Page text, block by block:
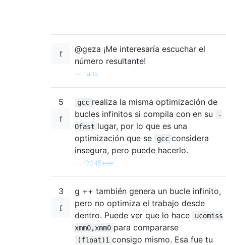
@geza ¡Me interesaría escuchar el
número resultante!
nada
5 gcc realiza la misma optimización de
bucles infinitos si compila con en su
-
Ofast lugar, por lo que es una
optimización que se
gcc considera
insegura, pero puede hacerlo.
— 12345ieee
3
g ++ también genera un bucle infinito,
pero no optimiza el trabajo desde
dentro. Puede ver que lo hace
ucomiss
xmm0,xmm0 para compararse
(float)i consigo mismo. Esa fue tu